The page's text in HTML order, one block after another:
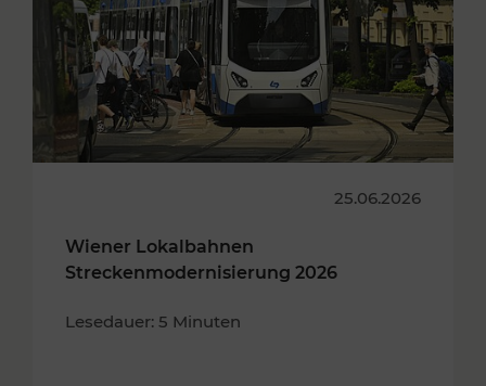
25.06.2026
Wiener Lokalbahnen
Streckenmodernisierung 2026
Lesedauer: 5 Minuten